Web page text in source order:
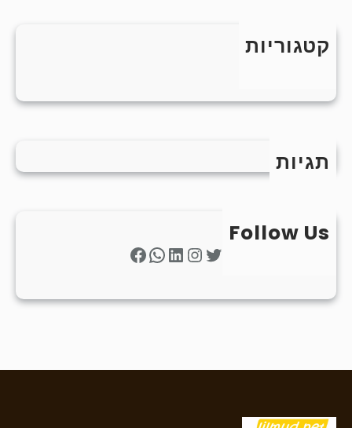
קטגוריות
תגיות
Follow Us
Twitter
Instagram
LinkedIn
WhatsApp
Facebook